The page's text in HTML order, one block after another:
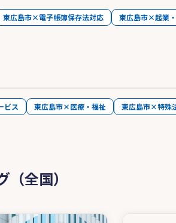
東広島市×電子帳簿保存法対応
東広島市×起業
ビス 東広島市×医療・福祉 東広島市×特殊
全国）